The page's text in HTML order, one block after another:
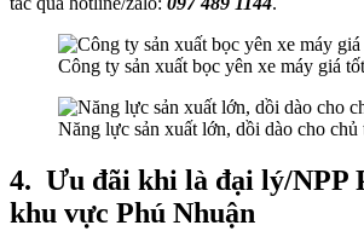
Công ty sản xuất bọc yên xe máy giá
Năng lực sản xuất lớn, dồi dào cho
4. Ưu đãi khi là đại lý/NPP
khu vực Phú Nhuận